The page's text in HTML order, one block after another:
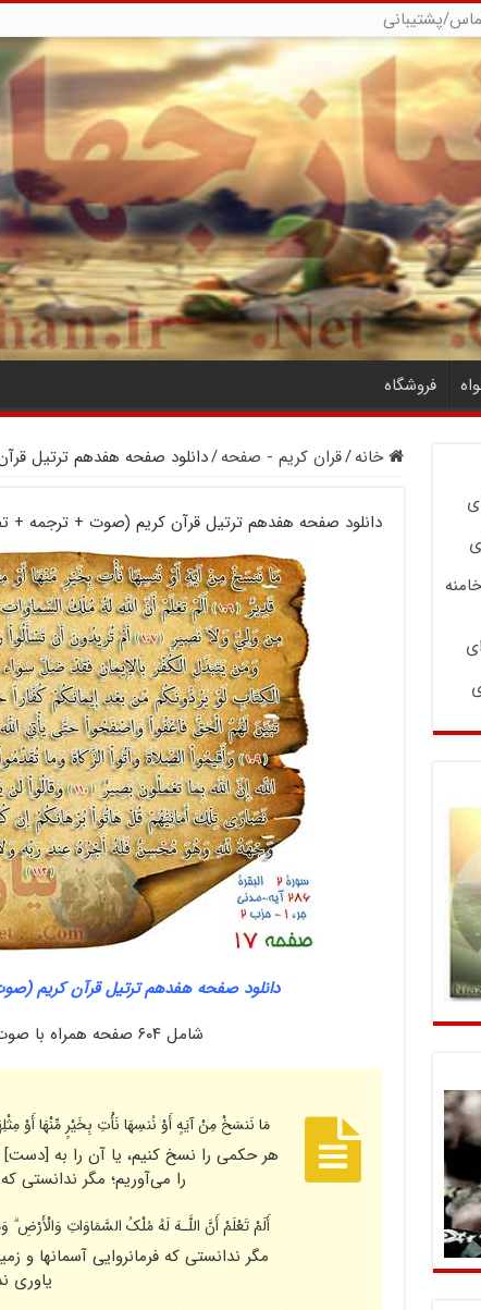
پشتیبانی
فروشگاه
خانه/قران کریم - صفحه/دانلود صفحه هفدهم ترتیل
دانلود صفحه هفدهم ترتیل قرآن کریم (صوت + ترجمه +
دانلود صفحه هفدهم ترتیل قرآن کریم
شامل ۶۰۴ صفحه همراه با صوت , تصویر , ترجمه
مَا نَنسَخْ مِنْ آیَهٍ أَوْ نُنسِهَا نَأْتِ بِخَیْرٍ‌ مِّنْهَا أَوْ
هر حکمى را نسخ کنیم، یا آن را به [دست‌]
را مى‌آوریم؛ مگر ندانستى
أَلَمْ تَعْلَمْ أَنَّ اللَّـهَ لَهُ مُلْکُ السَّمَاوَاتِ وَالْأَرْ‌ضِ
مگر ندانستى که فرمانروایى آسمانها
یاورى